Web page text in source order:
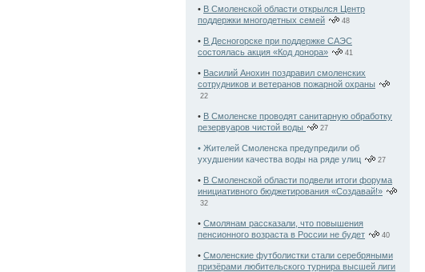
• В Смоленской области открылся Центр
поддержки многодетных семей
48
• В Десногорске при поддержке САЭС
состоялась акция «Код донора»
41
• Василий Анохин поздравил смоленских
сотрудников и ветеранов пожарной охраны
22
• В Смоленске проводят санитарную обработку
резервуаров чистой воды
27
• Жителей Смоленска предупредили об
ухудшении качества воды на ряде улиц
27
• В Смоленской области подвели итоги форума
инициативного бюджетирования «Создавай!»
32
• Смолянам рассказали, что повышения
пенсионного возраста в России не будет
40
• Смоленские футболистки стали серебряными
призёрами любительского турнира высшей лиги